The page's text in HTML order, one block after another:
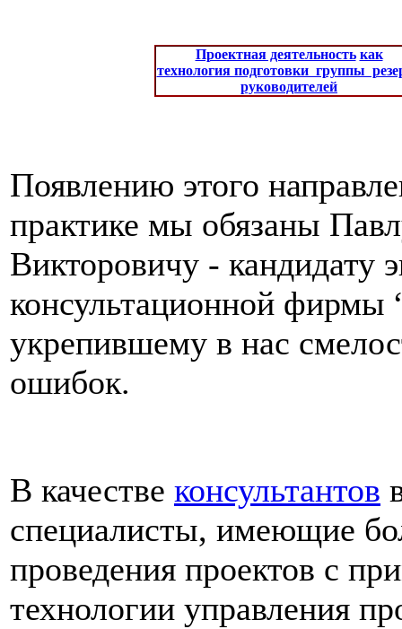
Проектная деятельность как
технология подготовки группы
руководителей
Появлению этого
практике мы обязаны
Викторовичу - кандидату
консультационной
укрепившему в нас
ошибок.
В качестве консультантов
специалисты, имеющие
проведения проектов с
технологии управления